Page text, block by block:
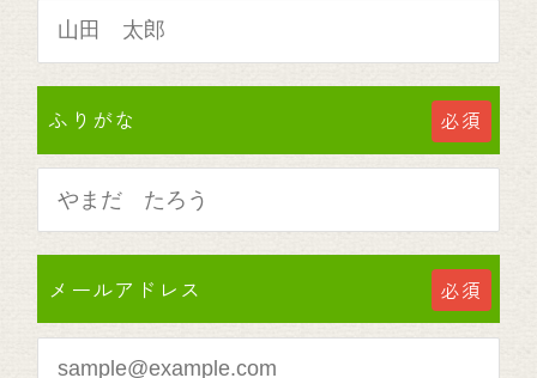
ふりがな 必須
メールアドレス 必須